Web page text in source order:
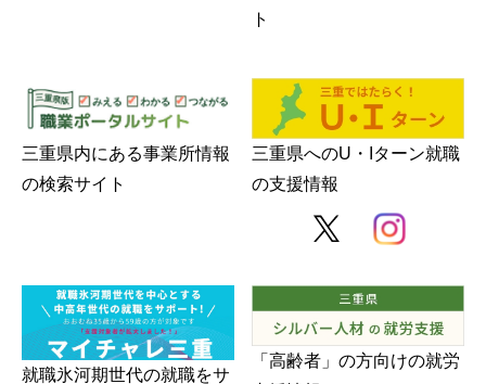
ト
三重県内にある事業所情報
の検索サイト
三重県へのU・Iターン就職
の支援情報
就職氷河期世代の就職をサ
「高齢者」の方向けの就労